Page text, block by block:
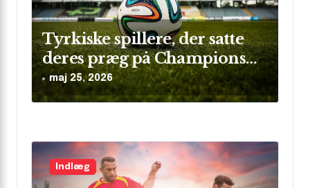
Tyrkiske spillere, der satte
deres præg på Champions
League
maj 25, 2026
Indlæg